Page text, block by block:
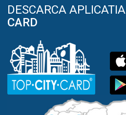
DESCARCA APLICATIA
CARD